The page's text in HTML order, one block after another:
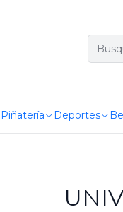
Piñatería Deportes